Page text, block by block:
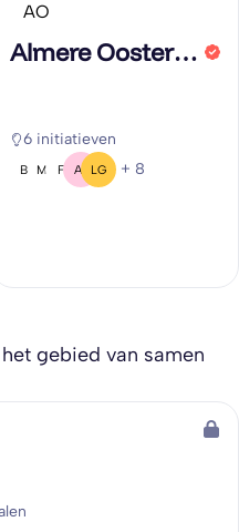
AO
Almere Oosterwold
6 initiatieven
BG MV F( AS LG + 8
gebied van samen